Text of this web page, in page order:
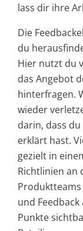
lass dir ihre
Die
du
Hier nutzt du
das Angebot
hinterfragen.
wieder
darin, dass
erklärt hast.
gezielt in
Richtlinien an
und
Punkte